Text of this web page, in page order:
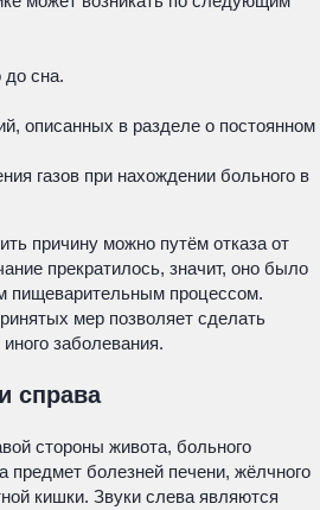
сна.
описанных в разделе о постоянном
газов при нахождении больного в
причину можно путём отказа от
прекратилось, значит, оно было
пищеварительным процессом.
мер позволяет сделать
заболевания.
справа
стороны живота, больного
предмет болезней печени, жёлчного
кишки. Звуки слева являются